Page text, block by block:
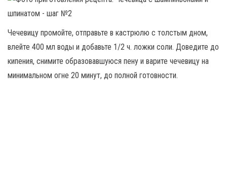
Чечевицу промойте, отправьте в кастрюлю с толстым дном,
влейте 400 мл воды и добавьте 1/2 ч. ложки соли. Доведите до
кипения, снимите образовавшуюся пену и варите чечевицу на
минимальном огне 20 минут, до полной готовности.